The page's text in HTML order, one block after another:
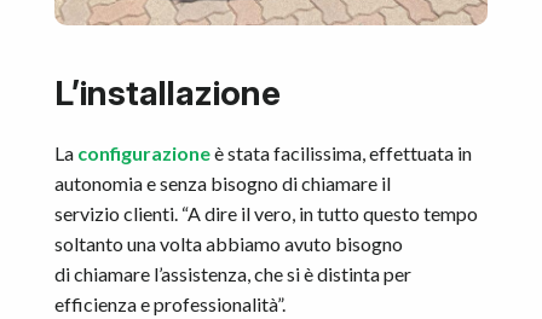
L’installazione
La configurazioneè stata facilissima, effettuata in
autonomia e senza bisogno di chiamare il
servizio clienti. “A dire il vero, in tutto questo tempo
soltanto una volta abbiamo avuto bisogno
di chiamare l’assistenza, che si è distinta per
efficienza e professionalità”.